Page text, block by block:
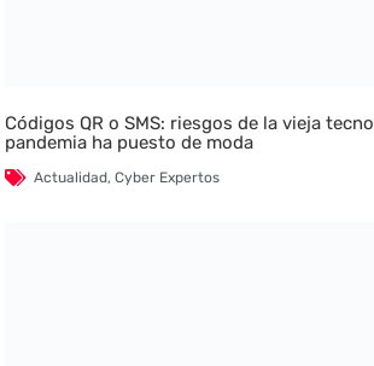
Códigos QR o SMS: riesgos de la vieja
pandemia ha puesto de moda
Actualidad,Cyber Expertos